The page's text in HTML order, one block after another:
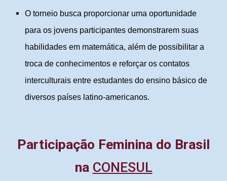
O torneio busca proporcionar uma oportunidade
para os jovens participantes demonstrarem suas
habilidades em matemática, além de possibilitar a
troca de conhecimentos e reforçar os contatos
interculturais entre estudantes do ensino básico de
diversos países latino-americanos.
Participação Feminina do Brasil
na CONESUL